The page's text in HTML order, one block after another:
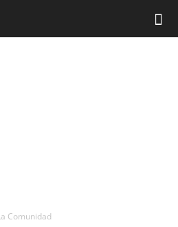
Comunidad